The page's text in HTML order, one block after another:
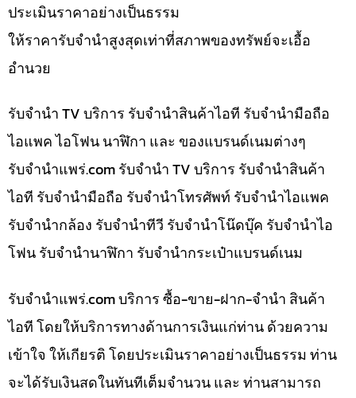
ประเมินราคาอย่างเป็นธรรม
ให้ราคารับจำนำสูงสุดเท่าที่สภาพของทรัพย์จะเอื้อ
อำนวย
รับจำนำ TV บริการ รับจำนำสินค้าไอที รับจำนำมือถือ
ไอแพค ไอโฟน นาฬิกา และ ของแบรนด์เนมต่างๆ
รับจํานําแพร่.com รับจำนำ TV บริการ รับจำนำสินค้า
ไอที รับจำนำมือถือ รับจำนำโทรศัพท์ รับจำนำไอแพค
รับจำนำกล้อง รับจำนำทีวี รับจำนำโน๊ดบุ๊ค รับจำนำไอ
โฟน รับจำนำนาฬิกา รับจำนำกระเป๋าแบรนด์เนม
รับจํานําแพร่.com บริการ ซื้อ-ขาย-ฝาก-จำนำ สินค้า
ไอที โดยให้บริการทางด้านการเงินแก่ท่าน ด้วยความ
เข้าใจ ให้เกียรติ โดยประเมินราคาอย่างเป็นธรรม ท่าน
จะได้รับเงินสดในทันทีเต็มจำนวน และ ท่านสามารถ